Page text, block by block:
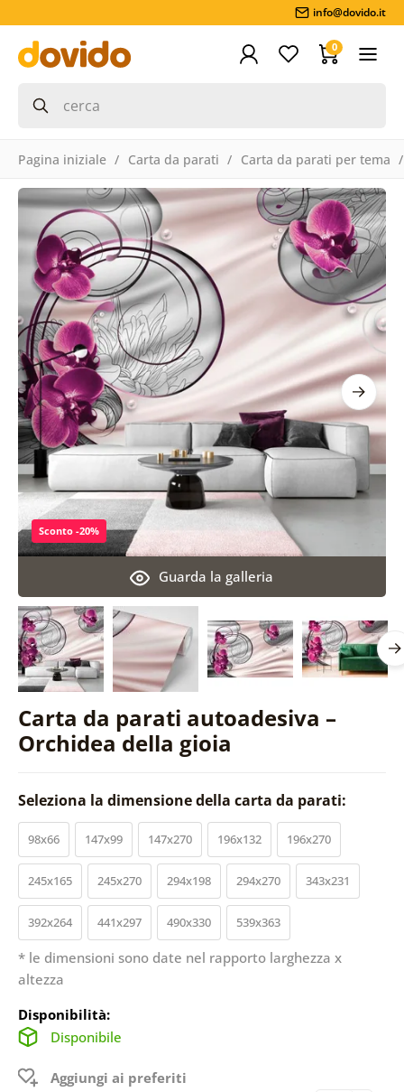
info@dovido.it
0
Pagina iniziale Carta da parati Carta da parati per tema
Carta da parati autoadesiva –
Orchidea della gioia
Guarda la galleria
Sconto -20%
Seleziona la dimensione della carta da parati:
98x66 147x99 147x270 196x132 196x270
245x165 245x270 294x198 294x270 343x231
392x264 441x297 490x330 539x363
* le dimensioni sono date nel rapporto larghezza x
altezza
Disponibilità:
Disponibile
Aggiungi ai preferiti